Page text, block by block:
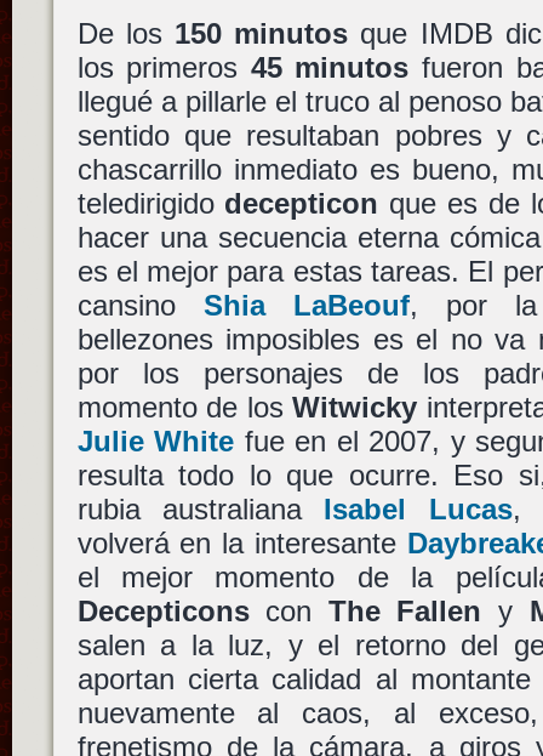
De los 150 minutos que IMDB
los primeros 45 minutos fueron
llegué a pillarle el truco al penoso
sentido que resultaban pobres y
chascarrillo inmediato es bueno,
teledirigido decepticon que es de
hacer una secuencia eterna
es el mejor para estas tareas. El
cansino Shia LaBeouf, por la
bellezones imposibles es el no va
por los personajes de los
momento de losWitwicky
Julie White fue en el 2007, y
resulta todo lo que ocurre. Eso
rubia australiana Isabel Lucas,
volverá en la interesante
el mejor momento de la
Decepticonscon The Fallen y
salen a la luz, y el retorno del
aportan cierta calidad al
nuevamente al caos, al
frenetismo de la cámara, a